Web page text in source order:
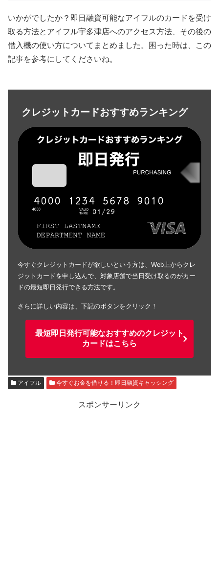
いかがでしたか？即日融資可能なアイフルのカードを受け
取る方法とアイフル宇多津店へのアクセス方法、その後の
借入機の使い方についてまとめました。困った時は、この
記事を参考にしてくださいね。
クレジットカードおすすめランキング
今すぐクレジットカードが欲しいという方は、Web上からクレ
ジットカードを申し込んで、対象店舗で当日受け取るのがカー
ドの最短即日発行できる方法です。
さらに詳しい内容は、下記のボタンをクリック！
最短即日発行可能なおすすめのクレジット
カードはこちら
アイフル 今すぐお金を借りる！即日融資キャッシング
スポンサーリンク